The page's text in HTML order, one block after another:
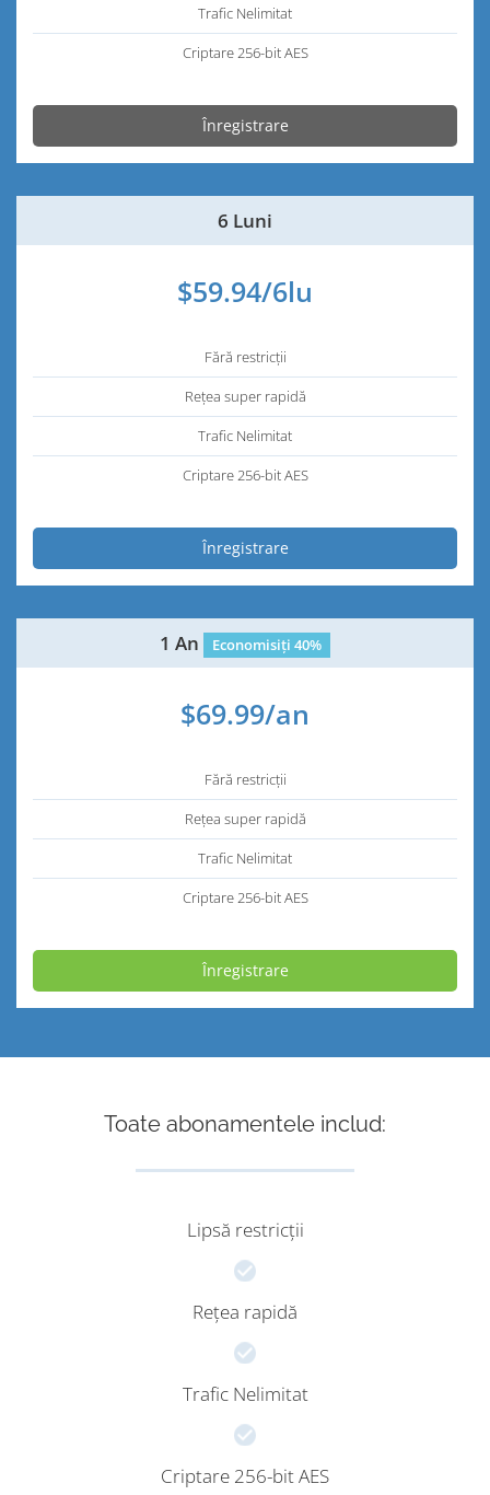
Trafic Nelimitat
Criptare 256-bit AES
Înregistrare
6 Luni
$59.94/6lu
Fără restricții
Rețea super rapidă
Trafic Nelimitat
Criptare 256-bit AES
Înregistrare
1 An Economisiți 40%
$69.99/an
Fără restricții
Rețea super rapidă
Trafic Nelimitat
Criptare 256-bit AES
Înregistrare
Toate abonamentele includ:
Lipsă restricții
Rețea rapidă
Trafic Nelimitat
Criptare 256-bit AES